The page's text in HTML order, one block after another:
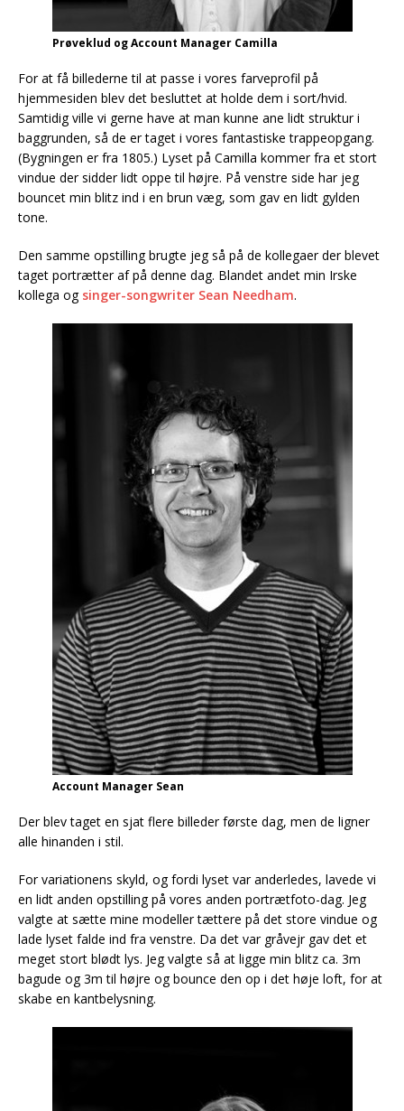
Prøveklud og Account Manager Camilla
For at få billederne til at passe i vores farveprofil på
hjemmesiden blev det besluttet at holde dem i sort/hvid.
Samtidig ville vi gerne have at man kunne ane lidt struktur i
baggrunden, så de er taget i vores fantastiske trappeopgang.
(Bygningen er fra 1805.) Lyset på Camilla kommer fra et stort
vindue der sidder lidt oppe til højre. På venstre side har jeg
bouncet min blitz ind i en brun væg, som gav en lidt gylden
tone.
Den samme opstilling brugte jeg så på de kollegaer der blevet
taget portrætter af på denne dag. Blandet andet min Irske
kollega og singer-songwriter Sean Needham.
Account Manager Sean
Der blev taget en sjat flere billeder første dag, men de ligner
alle hinanden i stil.
For variationens skyld, og fordi lyset var anderledes, lavede vi
en lidt anden opstilling på vores anden portrætfoto-dag. Jeg
valgte at sætte mine modeller tættere på det store vindue og
lade lyset falde ind fra venstre. Da det var gråvejr gav det et
meget stort blødt lys. Jeg valgte så at ligge min blitz ca. 3m
bagude og 3m til højre og bounce den op i det høje loft, for at
skabe en kantbelysning.